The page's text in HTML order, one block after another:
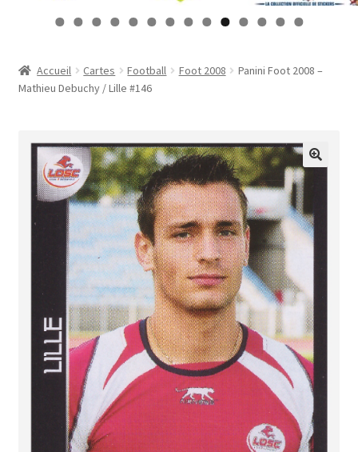
Contact
Mon compte
Panier
Validation de la commande
0 1 2 3 4
Accueil Cartes Football Foot 2008
Panini Foot 2008 –
Mathieu Debuchy / Lille #146